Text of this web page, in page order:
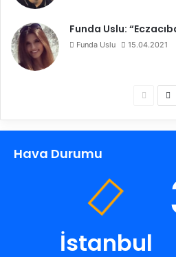
Funda Uslu:
Funda Uslu 15.04.2021
c
y
n
k
i
Hava Durumu
İstanbul